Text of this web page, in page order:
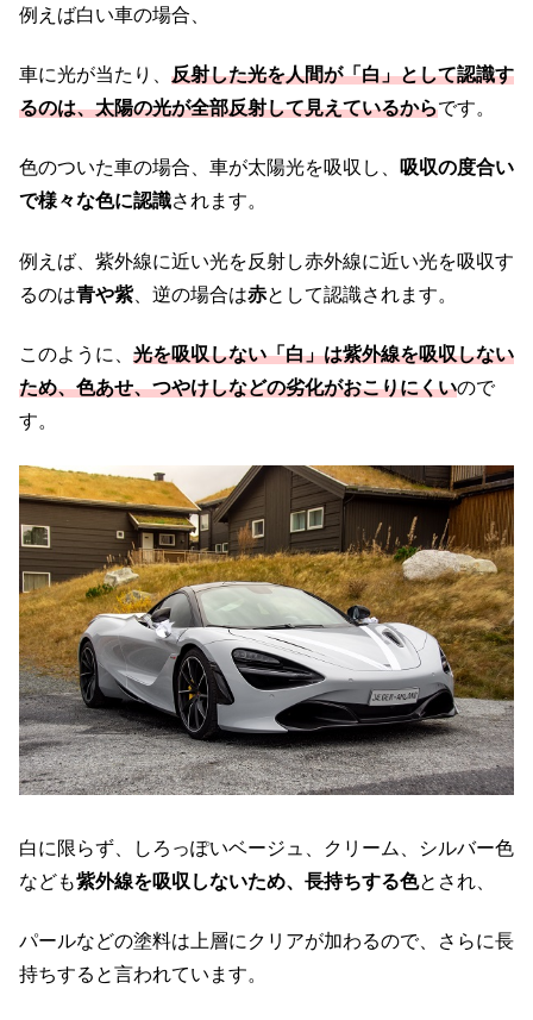
例えば白い車の場合、
車に光が当たり、 反射した光を人間が「白」として認識す
るのは、太陽の光が全部反射して見えているからです。
色のついた車の場合、車が太陽光を吸収し、 吸収の度合い
で様々な色に認識されます。
例えば、紫外線に近い光を反射し赤外線に近い光を吸収す
るのは青や紫、逆の場合は赤として認識されます。
このように、 光を吸収しない「白」は紫外線を吸収しない
ため、色あせ、つやけしなどの劣化がおこりにくいので
す。
白に限らず、しろっぽいベージュ、クリーム、シルバー色
なども紫外線を吸収しないため、長持ちする色とされ、
パールなどの塗料は上層にクリアが加わるので、さらに長
持ちすると言われています。